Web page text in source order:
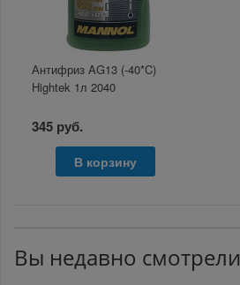
Антифриз AG13 (-40*C)
Hightek 1л 2040
345 руб.
В корзину
Вы недавно смотрели